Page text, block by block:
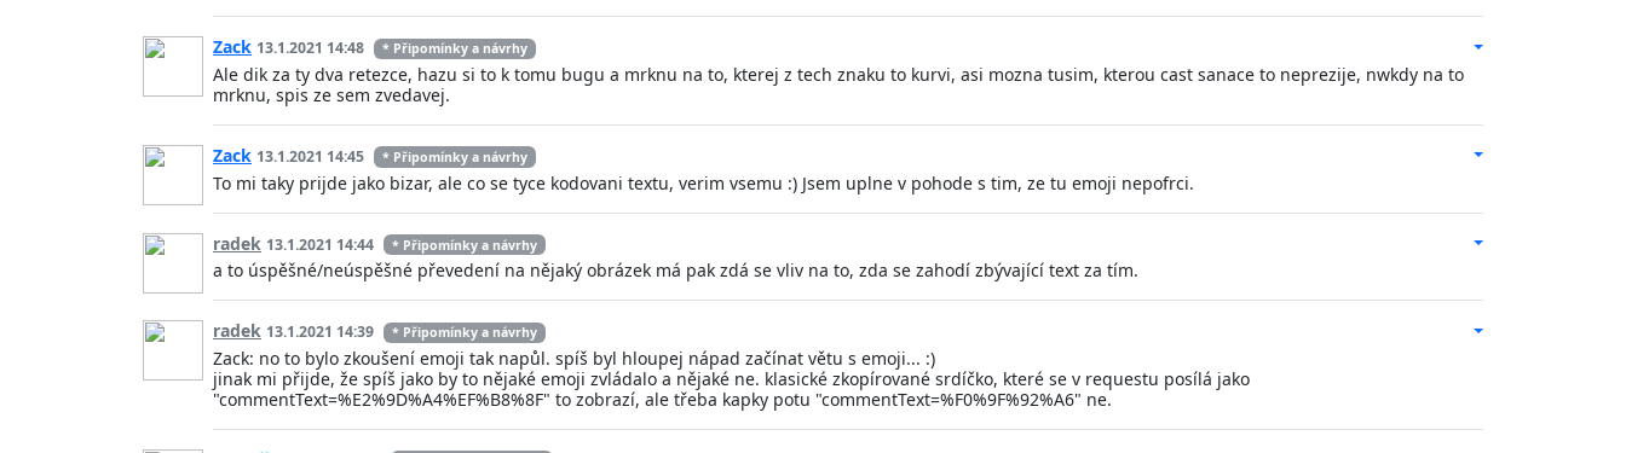
Zack 13.1.2021 14:48 * Připomínky a návrhy
Ale dik za ty dva retezce, hazu si to k tomu bugu a mrknu na to, kterej z tech znaku to kurvi, asi mozna tusim, kterou cast sanace to neprezije, nwkdy na to
mrknu, spis ze sem zvedavej.
Zack 13.1.2021 14:45 * Připomínky a návrhy
To mi taky prijde jako bizar, ale co se tyce kodovani textu, verim vsemu :) Jsem uplne v pohode s tim, ze tu emoji nepofrci.
radek 13.1.2021 14:44 * Připomínky a návrhy
a to úspěšné/neúspěšné převedení na nějaký obrázek má pak zdá se vliv na to, zda se zahodí zbývající text za tím.
radek 13.1.2021 14:39 * Připomínky a návrhy
Zack: no to bylo zkoušení emoji tak napůl. spíš byl hloupej nápad začínat větu s emoji... :)
jinak mi přijde, že spíš jako by to nějaké emoji zvládalo a nějaké ne. klasické zkopírované srdíčko, které se v requestu posílá jako
"commentText=%E2%9D%A4%EF%B8%8F" to zobrazí, ale třeba kapky potu "commentText=%F0%9F%92%A6" ne.